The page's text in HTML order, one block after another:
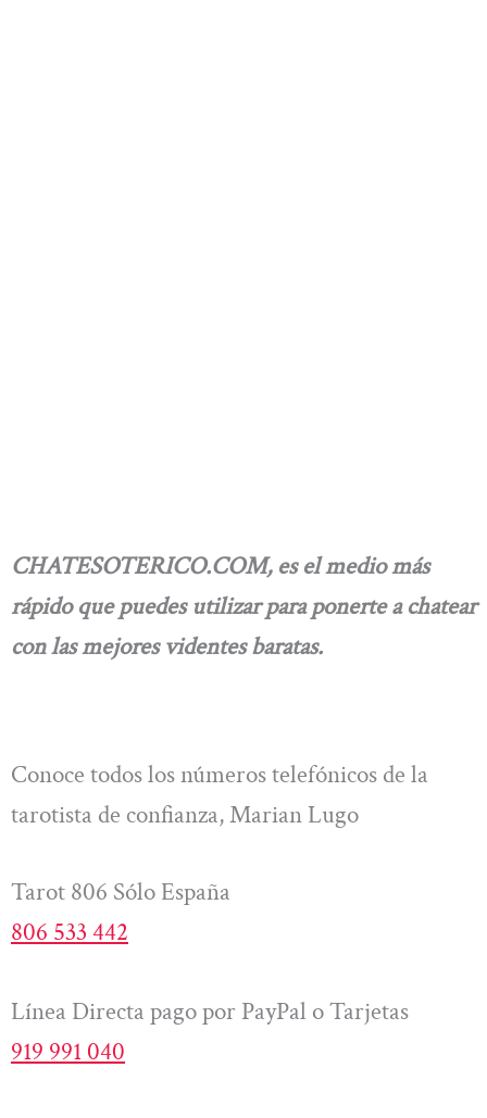
CHATESOTERICO.COM, es el medio más
rápido que puedes utilizar para ponerte a chatear
con las mejores videntes baratas.
Conoce todos los números telefónicos de la
tarotista de confianza, Marian Lugo
Tarot 806 Sólo España
806 533 442
Línea Directa pago por PayPal o Tarjetas
919 991 040